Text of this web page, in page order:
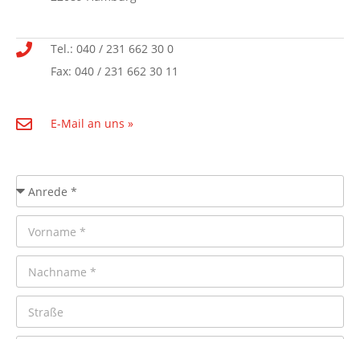
Tel.: 040 / 231 662 30 0
Fax: 040 / 231 662 30 11
E-Mail an uns »